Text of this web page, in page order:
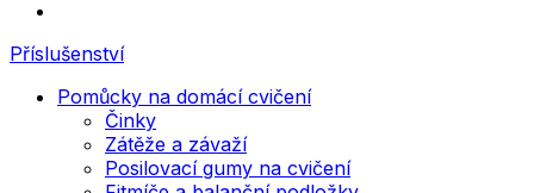
Příslušenství
Pomůcky na domácí cvičení
Činky
Zátěže a závaží
Posilovací gumy na cvičení